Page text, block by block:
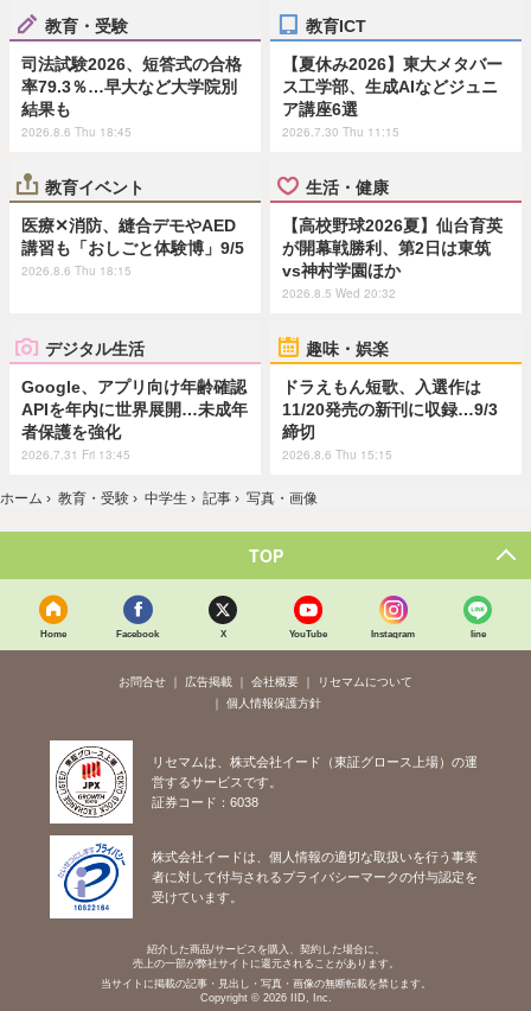
教育・受験
司法試験2026、短答式の合格
率79.3％…早大など大学院別
結果も
2026.8.6 Thu 18:45
教育ICT
【夏休み2026】東大メタバー
ス工学部、生成AIなどジュニ
ア講座6選
2026.7.30 Thu 11:15
教育イベント
医療✕消防、縫合デモやAED
講習も「おしごと体験博」9/5
2026.8.6 Thu 18:15
生活・健康
【高校野球2026夏】仙台育英
が開幕戦勝利、第2日は東筑
vs神村学園ほか
2026.8.5 Wed 20:32
デジタル生活
Google、アプリ向け年齢確認
APIを年内に世界展開…未成年
者保護を強化
2026.7.31 Fri 13:45
趣味・娯楽
ドラえもん短歌、入選作は
11/20発売の新刊に収録…9/3
締切
2026.8.6 Thu 15:15
ホーム › 教育・受験 › 中学生 › 記事 › 写真・画像
TOP
Home Facebook X YouTube Instagram line
お問合せ 広告掲載 会社概要
リセマムについて
個人情報保護方針
リセマムは、株式会社イード（東証グロース上場）の運
営するサービスです。
証券コード：6038
株式会社イードは、個人情報の適切な取扱いを行う事業
者に対して付与されるプライバシーマークの付与認定を
受けています。
紹介した商品/サービスを購入、契約した場合に、
売上の一部が弊社サイトに還元されることがあります。
当サイトに掲載の記事・見出し・写真・画像の無断転載を禁じます。
Copyright © 2026 IID, Inc.